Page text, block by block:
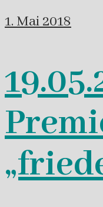
1. Mai 2018